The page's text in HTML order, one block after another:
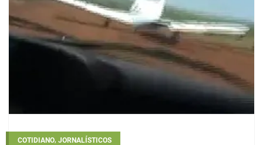
COTIDIANO, JORNALÍSTICOS